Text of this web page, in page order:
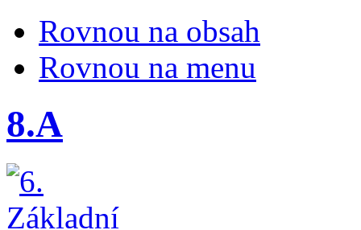
Rovnou na obsah
Rovnou na menu
8.A